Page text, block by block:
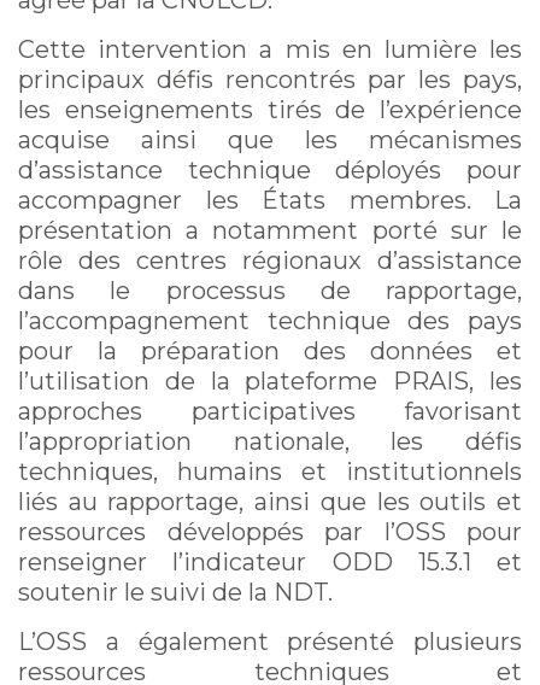
Cette intervention a mis en lumière les
principaux défis rencontrés par les pays,
les enseignements tirés de l’expérience
acquise ainsi que les mécanismes
d’assistance technique déployés pour
accompagner les États membres. La
présentation a notamment porté sur le
rôle des centres régionaux d’assistance
dans le processus de rapportage,
l’accompagnement technique des pays
pour la préparation des données et
l’utilisation de la plateforme PRAIS, les
approches participatives favorisant
l’appropriation nationale, les défis
techniques, humains et institutionnels
liés au rapportage, ainsi que les outils et
ressources développés par l’OSS pour
renseigner l’indicateur ODD 15.3.1 et
soutenir le suivi de la NDT.
L’OSS a également présenté plusieurs
ressources techniques et